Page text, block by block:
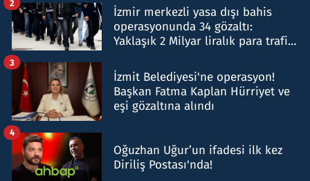
İzmir merkezli yasa dışı bahis
operasyonunda 34 gözaltı:
Yaklaşık 2 Milyar liralık para trafiği
2
İzmit Belediyesi'ne operasyon!
Başkan Fatma Kaplan Hürriyet ve
eşi gözaltına alındı
3
Oğuzhan Uğur’un ifadesi ilk kez
Diriliş Postası'nda!
4